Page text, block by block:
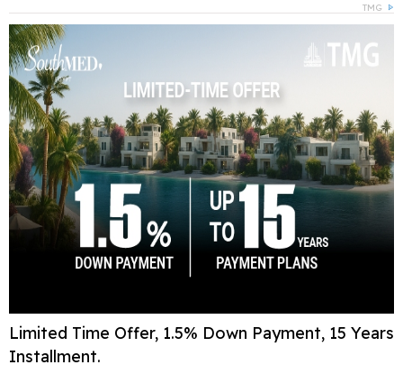
TMG
Limited Time Offer, 1.5% Down Payment, 15 Years
Installment.